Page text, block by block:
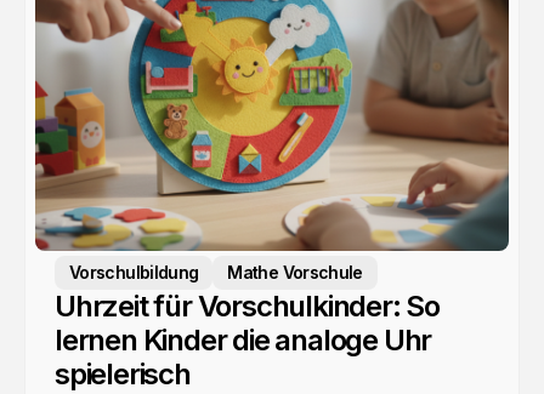
Vorschulbildung Mathe Vorschule
Uhrzeit für Vorschulkinder: So
lernen Kinder die analoge Uhr
spielerisch